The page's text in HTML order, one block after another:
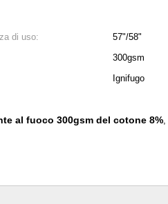
di uso:
57"/58"
300gsm
Ignifugo
al fuoco 300gsm del cotone 8%,